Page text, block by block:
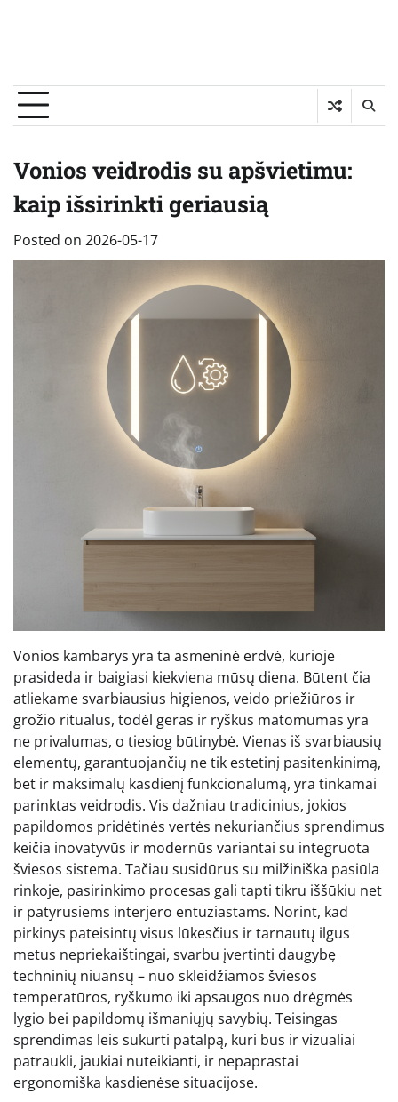
Vonios veidrodis su apšvietimu:
kaip išsirinkti geriausią
Posted on 2026-05-17
Vonios kambarys yra ta asmeninė erdvė, kurioje
prasideda ir baigiasi kiekviena mūsų diena. Būtent čia
atliekame svarbiausius higienos, veido priežiūros ir
grožio ritualus, todėl geras ir ryškus matomumas yra
ne privalumas, o tiesiog būtinybė. Vienas iš svarbiausių
elementų, garantuojančių ne tik estetinį pasitenkinimą,
bet ir maksimalų kasdienį funkcionalumą, yra tinkamai
parinktas veidrodis. Vis dažniau tradicinius, jokios
papildomos pridėtinės vertės nekuriančius sprendimus
keičia inovatyvūs ir modernūs variantai su integruota
šviesos sistema. Tačiau susidūrus su milžiniška pasiūla
rinkoje, pasirinkimo procesas gali tapti tikru iššūkiu net
ir patyrusiems interjero entuziastams. Norint, kad
pirkinys pateisintų visus lūkesčius ir tarnautų ilgus
metus nepriekaištingai, svarbu įvertinti daugybę
techninių niuansų – nuo skleidžiamos šviesos
temperatūros, ryškumo iki apsaugos nuo drėgmės
lygio bei papildomų išmaniųjų savybių. Teisingas
sprendimas leis sukurti patalpą, kuri bus ir vizualiai
patraukli, jaukiai nuteikianti, ir nepaprastai
ergonomiška kasdienėse situacijose.